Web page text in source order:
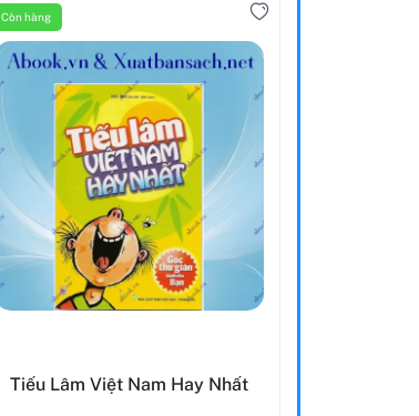
Còn hàng
Tiếu Lâm Việt Nam Hay Nhất